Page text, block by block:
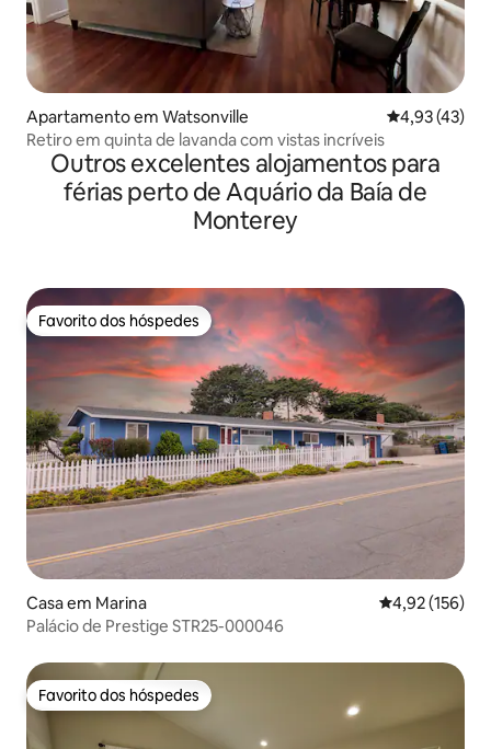
Apartamento em Watsonville Classificação
4,93 (43)
Retiro em quinta de lavanda com vistas incríveis
Outros excelentes alojamentos para
férias perto de Aquário da Baía de
Monterey
Favorito dos hóspedes
Favorito dos hóspedes
Casa em Marina Classificação
4,92 (156)
Palácio de Prestige STR25-000046
Favorito dos hóspedes
Favorito dos hóspedes